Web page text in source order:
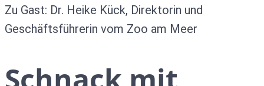
Zu Gast: Dr. Heike Kück, Direktorin und
Geschäftsführerin vom Zoo am Meer